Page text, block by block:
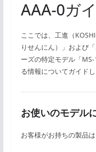
AAA-0ガ
ここでは、工進（
りせんにん）」および
ーズの特定モデル「
る情報についてガイドし
お使いのモデル
お客様がお持ちの製品